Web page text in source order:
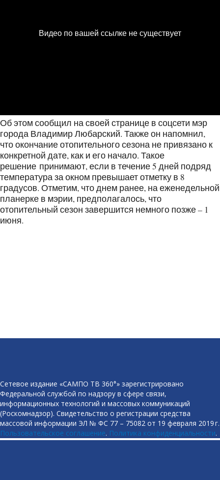
Об этом сообщил на своей странице в соцсети мэр
города Владимир Любарский. Также он напомнил,
что окончание отопительного сезона не привязано к
конкретной дате, как и его начало. Такое
решение принимают, если в течение 5 дней подряд
температура за окном превышает отметку в 8
градусов. Отметим, что днем ранее, на еженедельной
планерке в мэрии, предполагалось, что
отопительный сезон завершится немного позже – 1
июня.
Сетевое издание «САМПО ТВ 360°» зарегистрировано
Федеральной службой по надзору в сфере связи,
информационных технологий и массовых коммуникаций
(Роскомнадзор). Свидетельство о регистрации средства
массовой информации ЭЛ № ФС 77 – 75082 от 19 февраля 2019 г.
Пользовательское соглашение. Политика конфиденциальности.